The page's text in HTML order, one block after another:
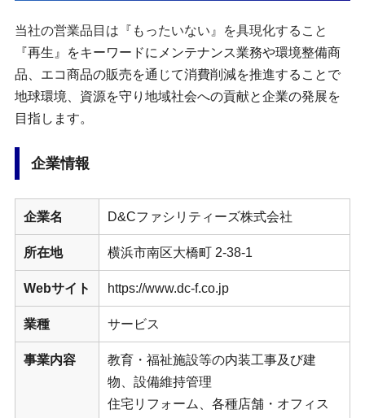
当社の営業品目は『もったいない』を具現化すること
『再生』をキーワードにメンテナンス業務や環境整備商
品、エコ商品の販売を通じて消費削減を推進することで
地球環境、資源を守り地域社会への貢献と企業の発展を
目指します。
企業情報
企業名 D&Cファシリティーズ株式会社
所在地 横浜市南区大橋町 2-38-1
Webサイト https://www.dc-f.co.jp
業種 サービス
事業内容
教育・福祉施設等の内装工事及び建
物、設備維持管理
住宅リフォーム、各種店舗・オフィス